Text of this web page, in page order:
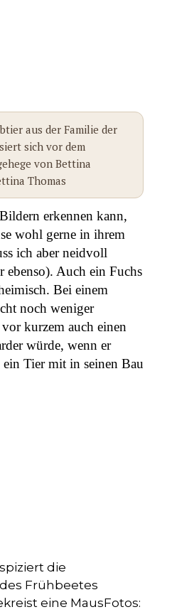
aus der Familie der
sich vor dem
von Bettina
Thomas
erkennen kann,
wohl gerne in ihrem
ich aber neidvoll
Auch ein Fuchs
Bei einem
noch weniger
kurzem auch einen
würde, wenn er
Tier mit in seinen Bau
die
Frühbeetes
eine MausFotos: